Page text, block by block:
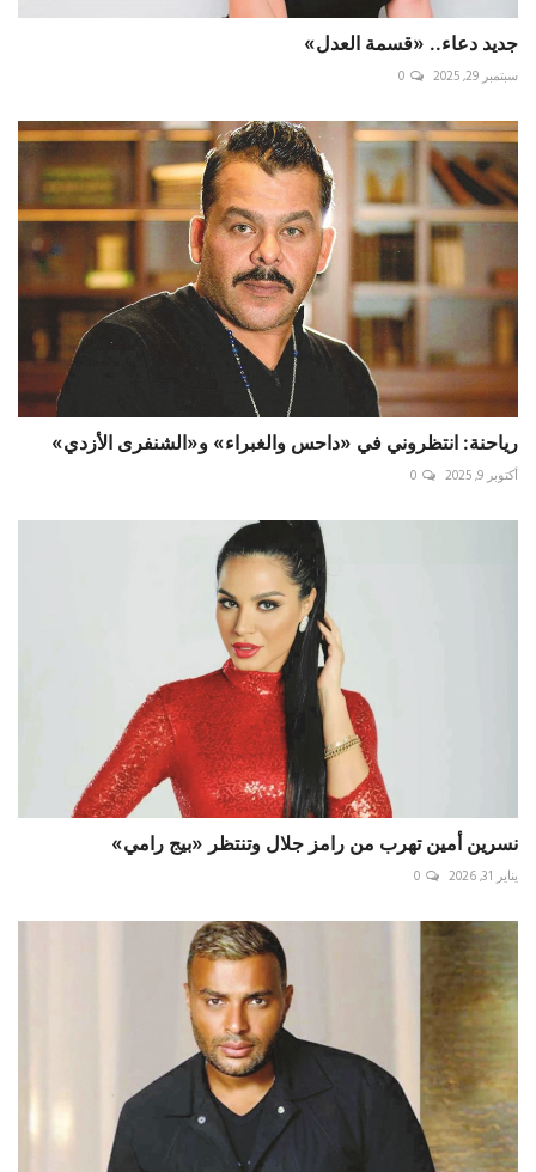
جديد دعاء.. «قسمة العدل»
سبتمبر 29, 2025 0
رياحنة: انتظروني في «داحس والغبراء» و«الشنفرى الأزدي»
أكتوبر 9, 2025 0
نسرين أمين تهرب من رامز جلال وتنتظر «بيج رامي»
يناير 31, 2026 0